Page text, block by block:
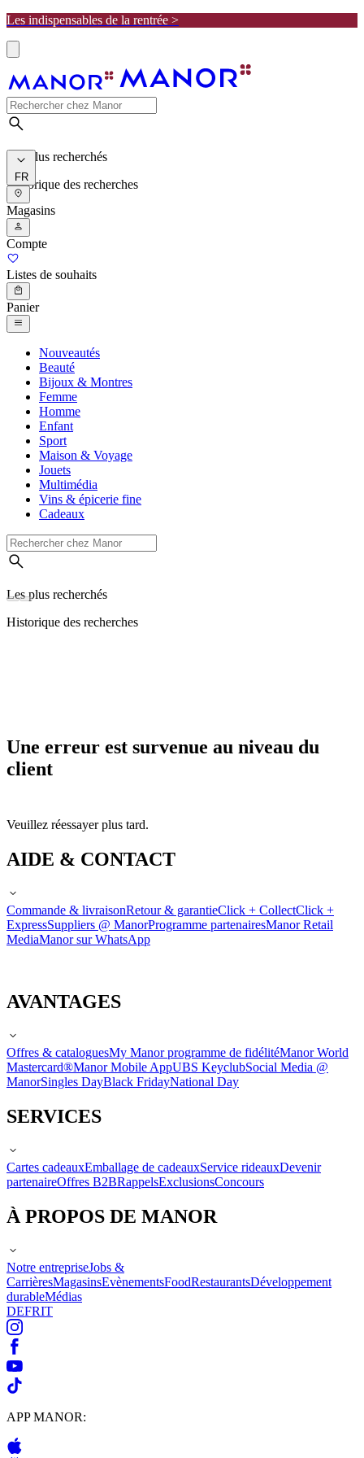
Les indispensables de la rentrée >
Les plus recherchés
Historique des recherches
FR
Magasins
Compte
Listes de souhaits
Panier
Nouveautés
Beauté
Bijoux & Montres
Femme
Homme
Enfant
Sport
Maison & Voyage
Jouets
Multimédia
Vins & épicerie fine
Cadeaux
Les plus recherchés
Historique des recherches
Une erreur est survenue au niveau du
client
Veuillez réessayer plus tard.
AIDE & CONTACT
Commande & livraisonRetour & garantieClick + CollectClick +
ExpressSuppliers @ ManorProgramme partenairesManor Retail
MediaManor sur WhatsApp
AVANTAGES
Offres & cataloguesMy Manor programme de fidélitéManor World
Mastercard®Manor Mobile AppUBS KeyclubSocial Media @
ManorSingles DayBlack FridayNational Day
SERVICES
Cartes cadeauxEmballage de cadeauxService rideauxDevenir
partenaireOffres B2BRappelsExclusionsConcours
À PROPOS DE MANOR
Notre entrepriseJobs &
CarrièresMagasinsEvènementsFoodRestaurantsDéveloppement
durableMédias
DEFRIT
APP MANOR: